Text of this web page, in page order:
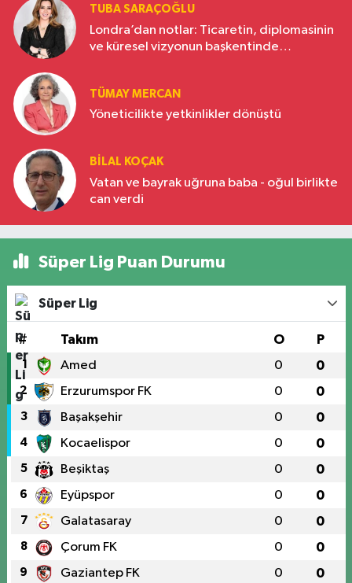
TUBA SARAÇOĞLU
Londra’dan notlar: Ticaretin, diplomasinin
ve küresel vizyonun başkentinde
TÜMAY MERCAN
Yöneticilikte yetkinlikler dönüştü
BILAL KOÇAK
Vatan ve bayrak uğruna baba - oğul birlikte
can verdi
Süper Lig Puan Durumu
Süper Lig
# Takım O P
1 Amed 0 0
2 Erzurumspor FK 0 0
3 Başakşehir 0 0
4 Kocaelispor 0 0
5 Beşiktaş 0 0
6 Eyüpspor 0 0
7 Galatasaray 0 0
8 Çorum FK 0 0
9 Gaziantep FK 0 0